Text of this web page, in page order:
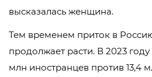
высказалась женщина.
Тем временем приток в
продолжает расти. В 2023 году
млн иностранцев против 13,4